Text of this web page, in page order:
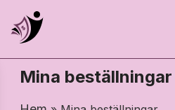
Mina beställningar